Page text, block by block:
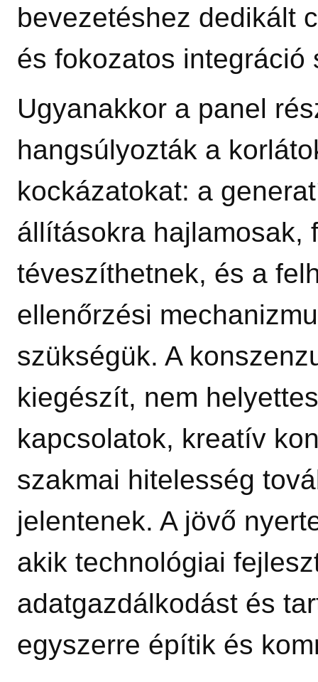
bevezetéshez dedikált
és fokozatos integráció
Ugyanakkor a panel
hangsúlyozták a
kockázatokat: a
állításokra hajlamosak,
téveszíthetnek, és a
ellenőrzési
szükségük. A
kiegészít, nem
kapcsolatok, kreatív
szakmai hitelesség
jelentenek. A jövő
akik technológiai
adatgazdálkodást és
egyszerre építik és